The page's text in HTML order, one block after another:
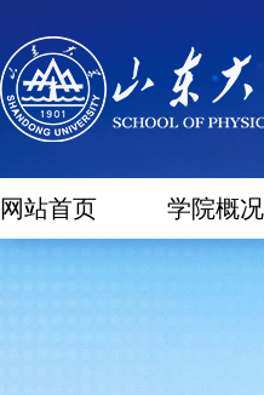
网站首页 学院概况